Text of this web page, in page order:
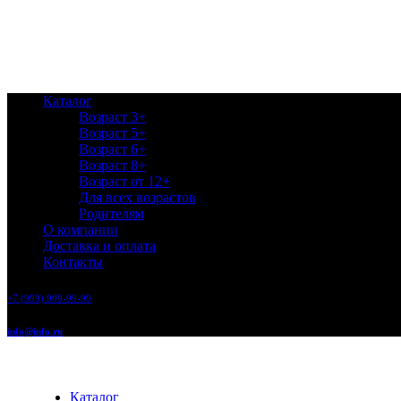
Каталог
Возраст 3+
Возраст 5+
Возраст 6+
Возраст 8+
Возраст от 12+
Для всех возрастов
Родителям
О компании
Доставка и оплата
Контакты
+7 (999) 999-99-99
info@info.ru
Каталог